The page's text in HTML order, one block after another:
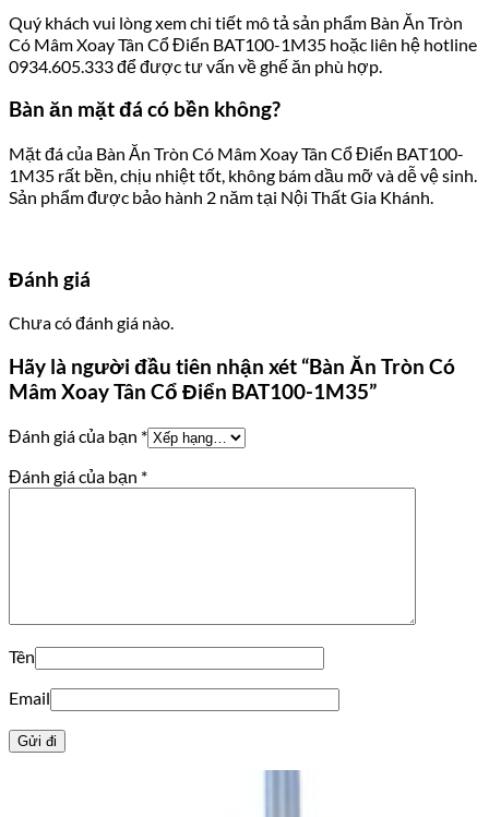
Quý khách vui lòng xem chi tiết mô tả sản phẩm Bàn Ăn Tròn
Có Mâm Xoay Tân Cổ Điển BAT100-1M35 hoặc liên hệ hotline
0934.605.333 để được tư vấn về ghế ăn phù hợp.
Bàn ăn mặt đá có bền không?
Mặt đá của Bàn Ăn Tròn Có Mâm Xoay Tân Cổ Điển BAT100-
1M35 rất bền, chịu nhiệt tốt, không bám dầu mỡ và dễ vệ sinh.
Sản phẩm được bảo hành 2 năm tại Nội Thất Gia Khánh.
Đánh giá
Chưa có đánh giá nào.
Hãy là người đầu tiên nhận xét “Bàn Ăn Tròn Có
Mâm Xoay Tân Cổ Điển BAT100-1M35”
Đánh giá của bạn *
Đánh giá của bạn *
Tên
Email